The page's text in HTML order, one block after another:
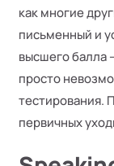
как многие
письменный и
высшего балла
просто
тестирования.
первичных